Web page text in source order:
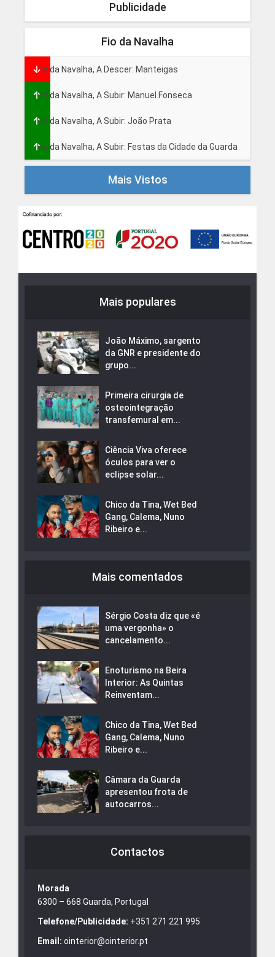
Publicidade
Fio da Navalha
Fio da Navalha, A Descer: Manteigas
Fio da Navalha, A Subir: Manuel Fonseca
Fio da Navalha, A Subir: João Prata
Fio da Navalha, A Subir: Festas da Cidade da Guarda
Mais Vistos
Mais populares
João Máximo, sargento
da GNR e presidente do
grupo...
Primeira cirurgia de
osteointegração
transfemural em...
Ciência Viva oferece
óculos para ver o
eclipse solar...
Chico da Tina, Wet Bed
Gang, Calema, Nuno
Ribeiro e...
Mais comentados
Sérgio Costa diz que «é
uma vergonha» o
cancelamento...
Enoturismo na Beira
Interior: As Quintas
Reinventam...
Chico da Tina, Wet Bed
Gang, Calema, Nuno
Ribeiro e...
Câmara da Guarda
apresentou frota de
autocarros...
Contactos
Morada
6300 – 668 Guarda, Portugal
Telefone/Publicidade: +351 271 221 995
Email: ointerior@ointerior.pt